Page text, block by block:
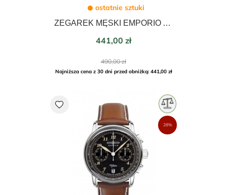
ostatnie sztuki
ZEGAREK MĘSKI EMPORIO ARMANI LUIGI CHRONOGRAPH 43mm AR11132
Cena
441,00 zł
Cena
podstawowa
490,00 zł
Najniższa cena z 30 dni przed obniżką: 441,00 zł
favorite
28%